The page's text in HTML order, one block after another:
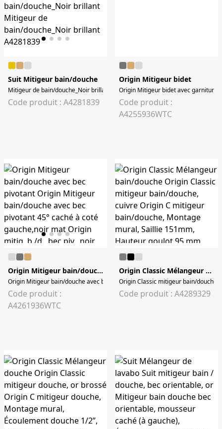
Suit Mitigeur bain/douche
Mitigeur de bain/douche_Noir brillant Mitigeur de bain/douche_Noir brillant
Code produit : A4281839
Origin Mitigeur bidet
Origin Mitigeur bidet avec garniture
Code produit :
A4255936WTC
Origin Mitigeur bain/douche avec bec pivotant
Origin Mitigeur bain/douche avec bec pivotant 45° caché à coté gauche,noir
Code produit :
A4261936WTC
Origin Classic Mélangeur bain/douche
Origin Classic mitigeur bain/douche,
Code produit : A4289329